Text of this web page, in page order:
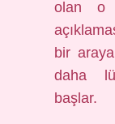
olan o
bir
daha
başlar.